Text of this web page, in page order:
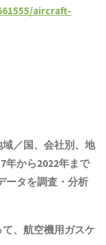
aircraft-
／国、会社別、地
年から2022年まで
ータを調査・分析
、航空機用ガスケ